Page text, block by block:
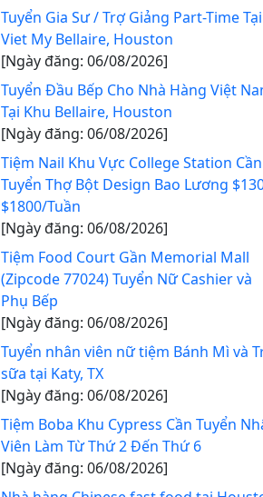
Tuyển Gia Sư / Trợ Giảng Part-Time
Viet My Bellaire, Houston
[Ngày đăng: 06/08/2026]
Tuyển Đầu Bếp Cho Nhà Hàng Việt
Tại Khu Bellaire, Houston
[Ngày đăng: 06/08/2026]
Tiệm Nail Khu Vực College Station Cần
Tuyển Thợ Bột Design Bao Lương
$1800/Tuần
[Ngày đăng: 06/08/2026]
Tiệm Food Court Gần Memorial Mall
(Zipcode 77024) Tuyển Nữ Cashier và
Phụ Bếp
[Ngày đăng: 06/08/2026]
Tuyển nhân viên nữ tiệm Bánh Mì và
sữa tại Katy, TX
[Ngày đăng: 06/08/2026]
Tiệm Boba Khu Cypress Cần Tuyển
Viên Làm Từ Thứ 2 Đến Thứ 6
[Ngày đăng: 06/08/2026]